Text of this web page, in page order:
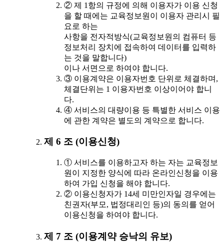
② 제 1항의 규정에 의해 이용자가 이용 신청
을 할 때에는 교육정보원이 이용자 관리시 필
요로 하는
사항을 전자적방식(교육정보원의 컴퓨터 등
정보처리 장치에 접속하여 데이터를 입력하
는 것을 말합니다)
이나 서면으로 하여야 합니다.
③ 이용계약은 이용자번호 단위로 체결하며,
체결단위는 1 이용자번호 이상이어야 합니
다.
④ 서비스의 대량이용 등 특별한 서비스 이용
에 관한 계약은 별도의 계약으로 합니다.
제 6 조 (이용신청)
① 서비스를 이용하고자 하는 자는 교육정보
원이 지정한 양식에 따라 온라인신청을 이용
하여 가입 신청을 해야 합니다.
② 이용신청자가 14세 미만인자일 경우에는
친권자(부모, 법정대리인 등)의 동의를 얻어
이용신청을 하여야 합니다.
제 7 조 (이용계약 승낙의 유보)